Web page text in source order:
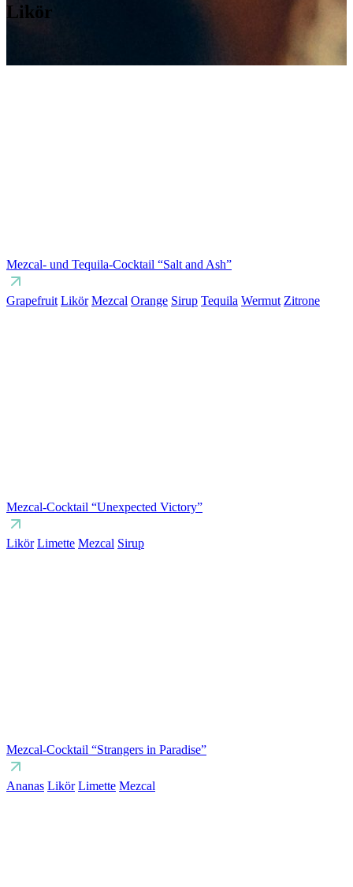
Likör
Mezcal- und Tequila-Cocktail “Salt and Ash”
Grapefruit Likör Mezcal Orange Sirup Tequila Wermut Zitrone
Mezcal-Cocktail “Unexpected Victory”
Likör Limette Mezcal Sirup
Mezcal-Cocktail “Strangers in Paradise”
Ananas Likör Limette Mezcal